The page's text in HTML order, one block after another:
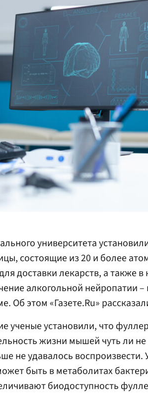
университета
состоящие из 20 и более
доставки лекарств, а также
алкогольной нейропатии
Об этом «Газете.Ru»
ученые установили, что
жизни мышей чуть ли не
не удавалось
быть в метаболитах
биодоступность